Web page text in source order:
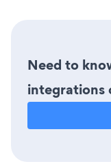
Need to
integrations